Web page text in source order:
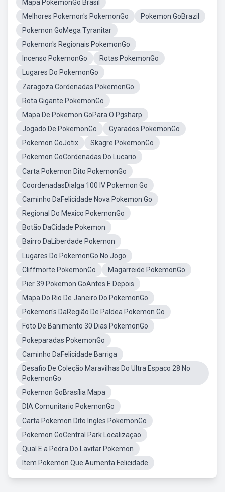
Mapa PokemonGo Brasil
Melhores Pokemon's PokemonGo
Pokemon GoBrazil
Pokemon GoMega Tyranitar
Pokemon's Regionais PokemonGo
Incenso PokemonGo
Rotas PokemonGo
Lugares Do PokemonGo
Zaragoza Cordenadas PokemonGo
Rota Gigante PokemonGo
Mapa De Pokemon GoPara O Pgsharp
Jogado De PokemonGo
Gyarados PokemonGo
Pokemon GoJotix
Skagre PokemonGo
Pokemon GoCordenadas Do Lucario
Carta Pokemon Dito PokemonGo
CoordenadasDialga 100 IV Pokemon Go
Caminho DaFelicidade Nova Pokemon Go
Regional Do Mexico PokemonGo
Botão DaCidade Pokemon
Bairro DaLiberdade Pokemon
Lugares Do PokemonGo No Jogo
Cliffmorte PokemonGo
Magarreide PokemonGo
Pier 39 Pokemon GoAntes E Depois
Mapa Do Rio De Janeiro Do PokemonGo
Pokemon's DaRegião De Paldea Pokemon Go
Foto De Banimento 30 Dias PokemonGo
Pokeparadas PokemonGo
Caminho DaFelicidade Barriga
Desafio De Coleção Maravilhas Do Ultra Espaco 28 No
PokemonGo
Pokemon GoBrasília Mapa
DIA Comunitario PokemonGo
Carta Pokemon Dito Ingles PokemonGo
Pokemon GoCentral Park Localizaçao
Qual E a Pedra Do Lavitar Pokemon
Item Pokemon Que Aumenta Felicidade